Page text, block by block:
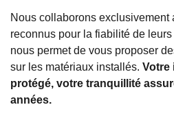
Nous collaborons exclusivement
reconnus pour la fiabilité de
nous permet de vous proposer
sur les matériaux installés. Votre
protégé, votre tranquillité
années.